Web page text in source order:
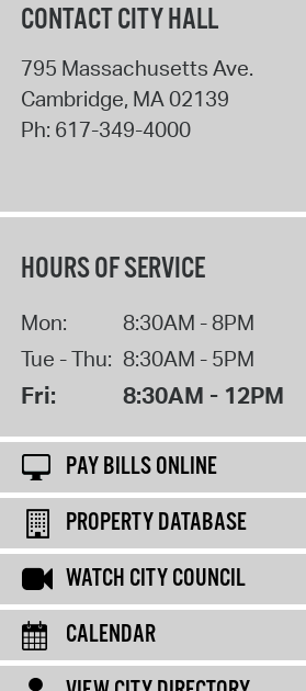
CONTACT CITY HALL
795 Massachusetts Ave.
Cambridge, MA 02139
Ph: 617-349-4000
HOURS OF SERVICE
Mon:
8:30AM - 8PM
Tue - Thu: 8:30AM - 5PM
Fri: 8:30AM - 12PM
PAY BILLS ONLINE
PROPERTY DATABASE
WATCH CITY COUNCIL
CALENDAR